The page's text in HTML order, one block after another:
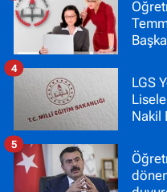
LGS
Nakil
4
5